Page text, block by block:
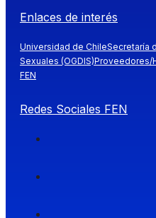
Enlaces de interés
Universidad de ChileSecretaría
Sexuales (OGDIS)Proveedores/
FEN
Redes Sociales FEN